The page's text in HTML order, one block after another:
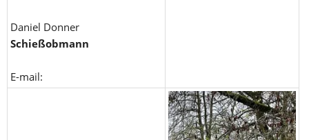
Daniel Donner
Schießobmann
E-mail: